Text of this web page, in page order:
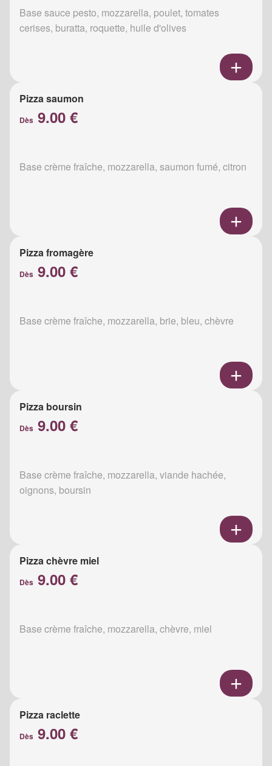
Base sauce pesto, mozzarella, poulet, tomates
cerises, buratta, roquette, huile d'olives
Pizza saumon
Dès 9.00 €
Base crème fraîche, mozzarella, saumon fumé, citron
Pizza fromagère
Dès 9.00 €
Base crème fraîche, mozzarella, brie, bleu, chèvre
Pizza boursin
Dès 9.00 €
Base crème fraîche, mozzarella, viande hachée,
oignons, boursin
Pizza chèvre miel
Dès 9.00 €
Base crème fraîche, mozzarella, chèvre, miel
Pizza raclette
Dès 9.00 €